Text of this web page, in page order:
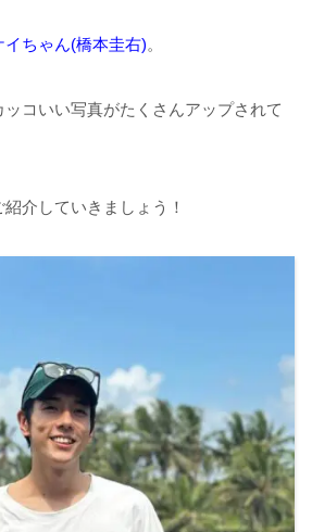
イちゃん(橋本圭右)。
コいい写真がたくさんアップされて
介していきましょう！